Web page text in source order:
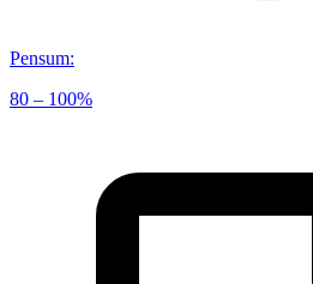
Pensum:
80 – 100%